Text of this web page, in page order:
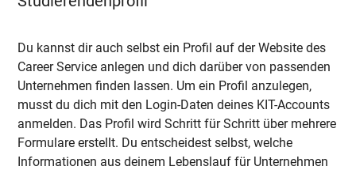
Du kannst dir auch selbst ein Profil auf der Website des
Career Service anlegen und dich darüber von passenden
Unternehmen finden lassen. Um ein Profil anzulegen,
musst du dich mit den Login-Daten deines KIT-Accounts
anmelden. Das Profil wird Schritt für Schritt über mehrere
Formulare erstellt. Du entscheidest selbst, welche
Informationen aus deinem Lebenslauf für Unternehmen